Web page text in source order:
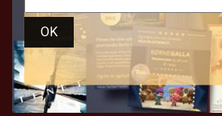
OK